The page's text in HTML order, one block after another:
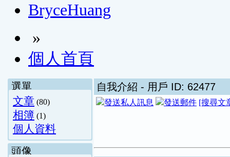
BryceHuang
»
個人首頁
選單
文章 (80)
相簿 (1)
個人資料
頭像
自我介紹 - 用戶 ID: 62477
[搜尋文